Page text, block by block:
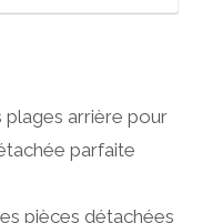
arrière pour
parfaite
pièces détachées